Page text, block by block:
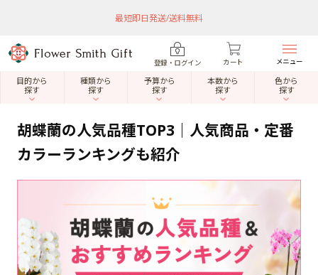
最短即日発送/送料無料
登録・ログイン カート メニュー
目的から
探す
種類から
探す
予算から
探す
本数から
探す
色から
探す
胡蝶蘭の人気品種TOP3｜人気商品・定番
カラーランキングも紹介